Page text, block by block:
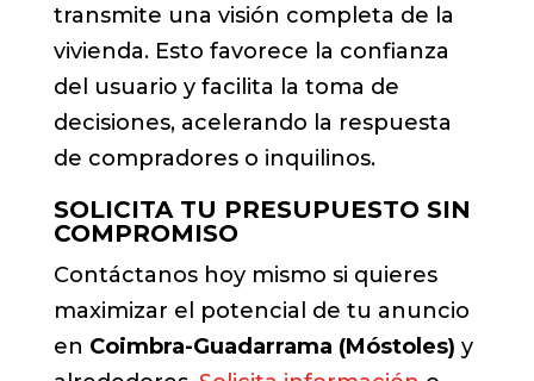
transmite una visión completa de la
vivienda. Esto favorece la confianza
del usuario y facilita la toma de
decisiones, acelerando la respuesta
de compradores o inquilinos.
SOLICITA TU PRESUPUESTO SIN
COMPROMISO
Contáctanos hoy mismo si quieres
maximizar el potencial de tu anuncio
en Coimbra-Guadarrama (Móstoles) y